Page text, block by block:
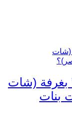
بغرفة (شات
بنات